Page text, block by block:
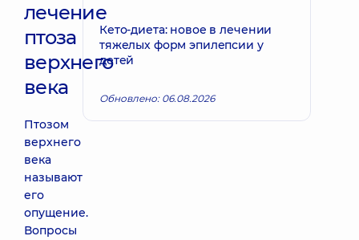
лечение
птоза
верхнего
века
Птозом
верхнего
века
называют
его
опущение.
Вопросы
Кето-диета: новое в лечении
тяжелых форм эпилепсии у
детей
Обновлено: 06.08.2026